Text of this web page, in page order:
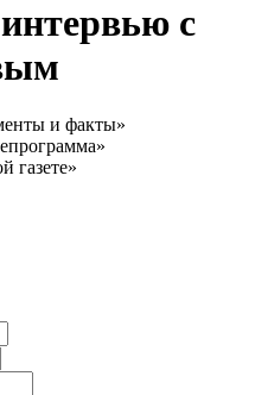
с
и факты»
газете»